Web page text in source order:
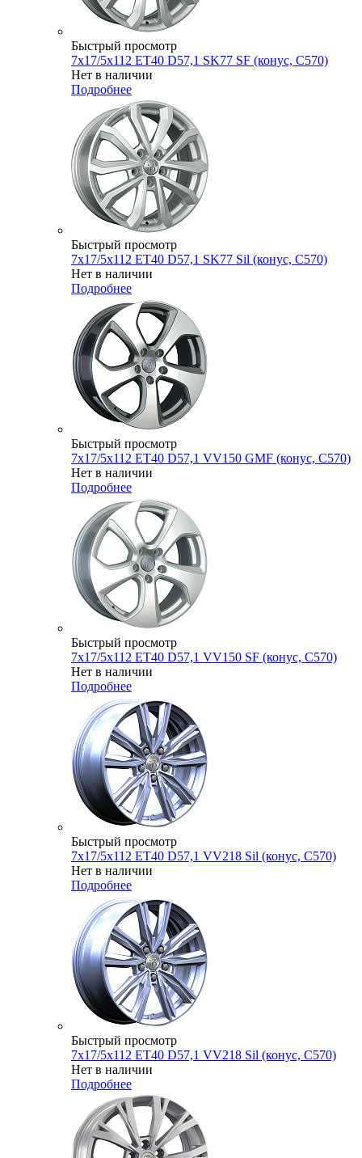
Быстрый просмотр
7x17/5x112 ET40 D57,1 SK77 SF (конус, C570)
Нет в наличии
Подробнее
Быстрый просмотр
7x17/5x112 ET40 D57,1 SK77 Sil (конус, C570)
Нет в наличии
Подробнее
Быстрый просмотр
7x17/5x112 ET40 D57,1 VV150 GMF (конус, C570)
Нет в наличии
Подробнее
Быстрый просмотр
7x17/5x112 ET40 D57,1 VV150 SF (конус, C570)
Нет в наличии
Подробнее
Быстрый просмотр
7x17/5x112 ET40 D57,1 VV218 Sil (конус, C570)
Нет в наличии
Подробнее
Быстрый просмотр
7x17/5x112 ET40 D57,1 VV218 Sil (конус, C570)
Нет в наличии
Подробнее